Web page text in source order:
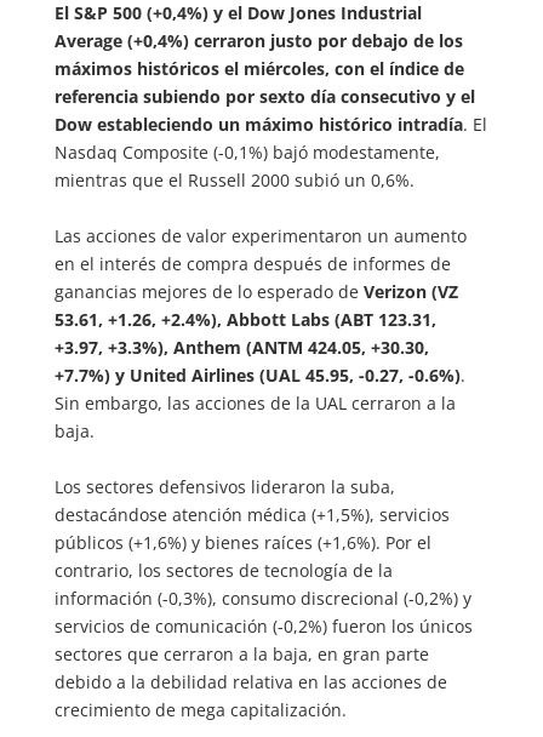
El S&P 500 (+0,4%) y el Dow Jones Industrial
Average (+0,4%) cerraron justo por debajo de los
máximos históricos el miércoles, con el índice de
referencia subiendo por sexto día consecutivo y el
Dow estableciendo un máximo histórico intradía. El
Nasdaq Composite (-0,1%) bajó modestamente,
mientras que el Russell 2000 subió un 0,6%.
Las acciones de valor experimentaron un aumento
en el interés de compra después de informes de
ganancias mejores de lo esperado de Verizon (VZ
53.61, +1.26, +2.4%), Abbott Labs (ABT 123.31,
+3.97, +3.3%), Anthem (ANTM 424.05, +30.30,
+7.7%) y United Airlines (UAL 45.95, -0.27, -0.6%).
Sin embargo, las acciones de la UAL cerraron a la
baja.
Los sectores defensivos lideraron la suba,
destacándose atención médica (+1,5%), servicios
públicos (+1,6%) y bienes raíces (+1,6%). Por el
contrario, los sectores de tecnología de la
información (-0,3%), consumo discrecional (-0,2%) y
servicios de comunicación (-0,2%) fueron los únicos
sectores que cerraron a la baja, en gran parte
debido a la debilidad relativa en las acciones de
crecimiento de mega capitalización.